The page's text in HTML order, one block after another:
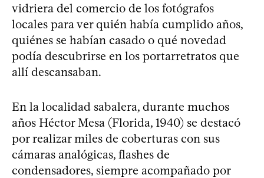
vidriera del comercio de los fotógrafos
locales para ver quién había cumplido años,
quiénes se habían casado o qué novedad
podía descubrirse en los portarretratos que
allí descansaban.
En la localidad sabalera, durante muchos
años Héctor Mesa (Florida, 1940) se destacó
por realizar miles de coberturas con sus
cámaras analógicas, flashes de
condensadores, siempre acompañado por